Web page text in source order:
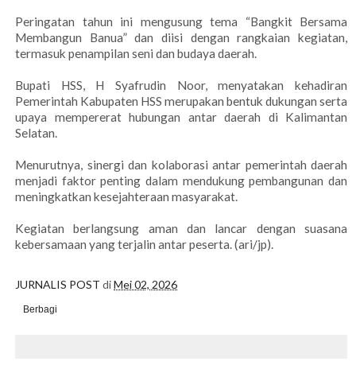
Peringatan tahun ini mengusung tema “Bangkit Bersama
Membangun Banua” dan diisi dengan rangkaian kegiatan,
termasuk penampilan seni dan budaya daerah.
Bupati HSS, H Syafrudin Noor, menyatakan kehadiran
Pemerintah Kabupaten HSS merupakan bentuk dukungan serta
upaya mempererat hubungan antar daerah di Kalimantan
Selatan.
Menurutnya, sinergi dan kolaborasi antar pemerintah daerah
menjadi faktor penting dalam mendukung pembangunan dan
meningkatkan kesejahteraan masyarakat.
Kegiatan berlangsung aman dan lancar dengan suasana
kebersamaan yang terjalin antar peserta. (ari/jp).
JURNALIS POST diMei 02, 2026
Berbagi